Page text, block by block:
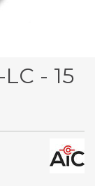
- 15